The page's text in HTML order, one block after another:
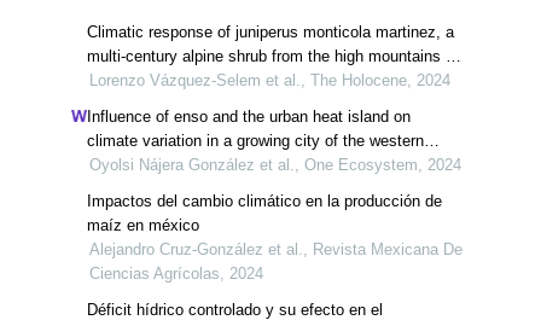
Climatic response of juniperus monticola martinez, a
multi-century alpine shrub from the high mountains of
central mexico
Lorenzo Vázquez-Selem et al., The Holocene, 2024
Influence of enso and the urban heat island on
climate variation in a growing city of the western
mexico
Oyolsi Nájera González et al., One Ecosystem, 2024
Impactos del cambio climático en la producción de
maíz en méxico
Alejandro Cruz-González et al., Revista Mexicana De
Ciencias Agrícolas, 2024
Déficit hídrico controlado y su efecto en el